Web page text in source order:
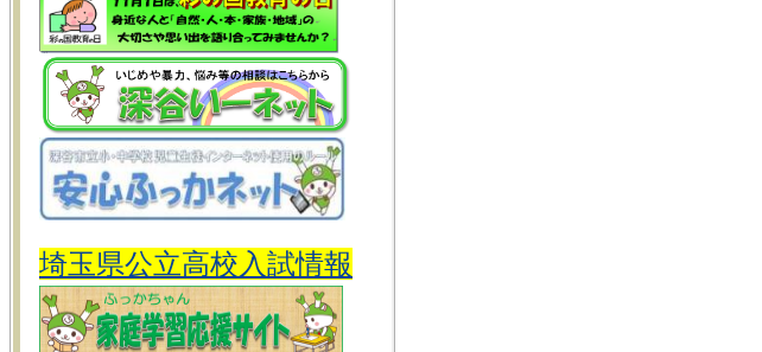
埼玉県公立高校入試情報